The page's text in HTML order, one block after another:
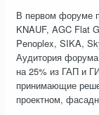
В первом форуме
KNAUF, AGC Flat
Penoplex, SIKA,
Аудитория форума
на 25% из ГАП и
принимающие
проектном,